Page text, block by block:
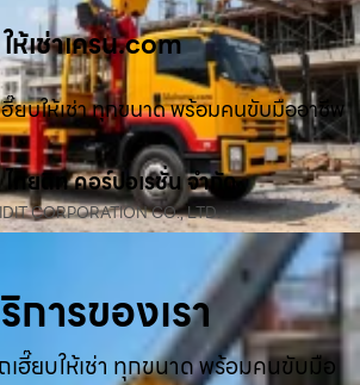
ให้เช่าเครน.com
ยบให้เช่า ทุกขนาด พร้อมคนขับมืออาชีพ
ทยดิท คอร์ปอเรชั่น จำกัด
CORPORATION CO., LTD.
การของเรา
เฮี๊ยบให้เช่า ทุกขนาด พร้อมคนขับมือ